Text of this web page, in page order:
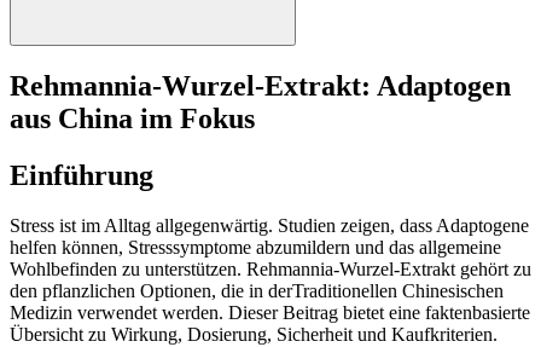
Rehmannia-Wurzel-Extrakt: Adaptogen
aus China im Fokus
Einführung
Stress ist im Alltag allgegenwärtig. Studien zeigen, dass Adaptogene
helfen können, Stresssymptome abzumildern und das allgemeine
Wohlbefinden zu unterstützen. Rehmannia-Wurzel-Extrakt gehört zu
den pflanzlichen Optionen, die in derTraditionellen Chinesischen
Medizin verwendet werden. Dieser Beitrag bietet eine faktenbasierte
Übersicht zu Wirkung, Dosierung, Sicherheit und Kaufkriterien.